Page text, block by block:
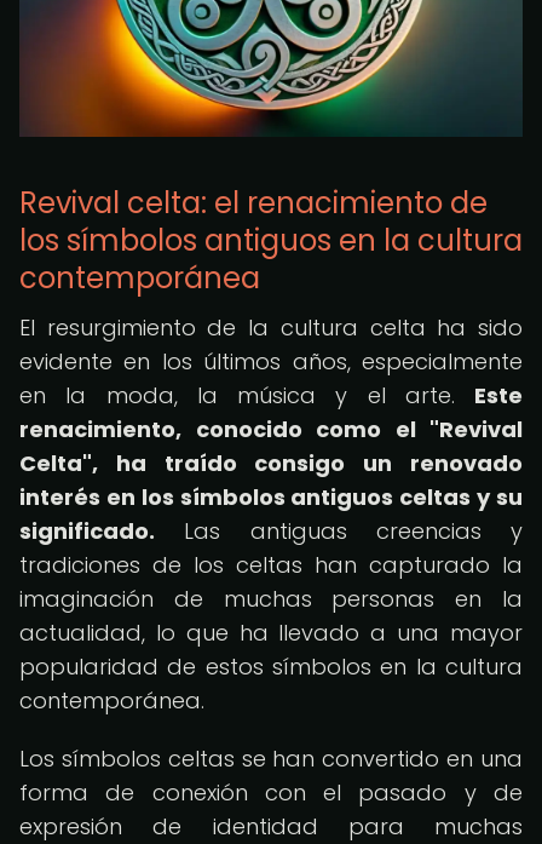
Revival celta: el renacimiento de
los símbolos antiguos en la cultura
contemporánea
El resurgimiento de la cultura celta ha sido
evidente en los últimos años, especialmente
en la moda, la música y el arte. Este
renacimiento, conocido como el "Revival
Celta", ha traído consigo un renovado
interés en los símbolos antiguos celtas y su
significado. Las antiguas creencias y
tradiciones de los celtas han capturado la
imaginación de muchas personas en la
actualidad, lo que ha llevado a una mayor
popularidad de estos símbolos en la cultura
contemporánea.
Los símbolos celtas se han convertido en una
forma de conexión con el pasado y de
expresión de identidad para muchas